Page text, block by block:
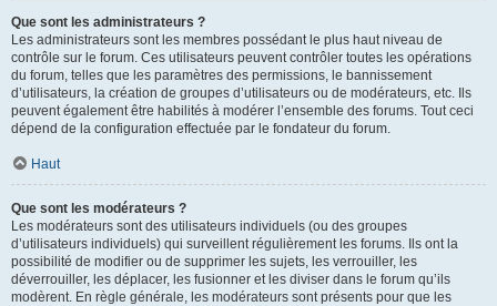
Que sont les administrateurs ?
Les administrateurs sont les membres possédant le plus haut niveau de
contrôle sur le forum. Ces utilisateurs peuvent contrôler toutes les opérations
du forum, telles que les paramètres des permissions, le bannissement
d’utilisateurs, la création de groupes d’utilisateurs ou de modérateurs, etc. Ils
peuvent également être habilités à modérer l’ensemble des forums. Tout ceci
dépend de la configuration effectuée par le fondateur du forum.
Haut
Que sont les modérateurs ?
Les modérateurs sont des utilisateurs individuels (ou des groupes
d’utilisateurs individuels) qui surveillent régulièrement les forums. Ils ont la
possibilité de modifier ou de supprimer les sujets, les verrouiller, les
déverrouiller, les déplacer, les fusionner et les diviser dans le forum qu’ils
modèrent. En règle générale, les modérateurs sont présents pour que les